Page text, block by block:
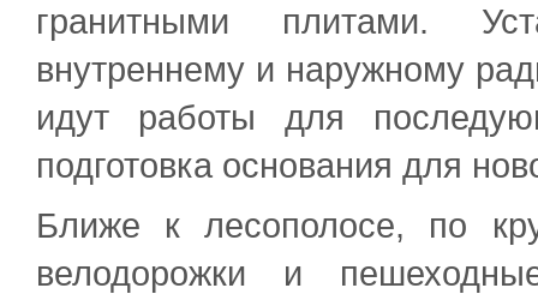
гранитными плитами.
внутреннему и наружному
идут работы для
подготовка основания для
Ближе к лесополосе, по
велодорожки и